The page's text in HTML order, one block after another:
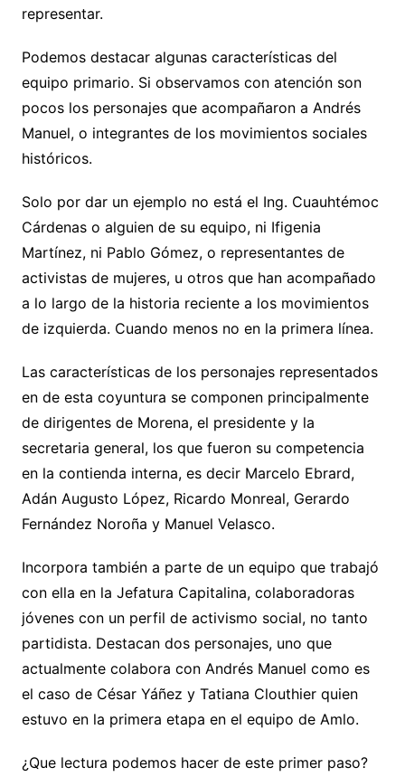
representar.
Podemos destacar algunas características del
equipo primario. Si observamos con atención son
pocos los personajes que acompañaron a Andrés
Manuel, o integrantes de los movimientos sociales
históricos.
Solo por dar un ejemplo no está el Ing. Cuauhtémoc
Cárdenas o alguien de su equipo, ni Ifigenia
Martínez, ni Pablo Gómez, o representantes de
activistas de mujeres, u otros que han acompañado
a lo largo de la historia reciente a los movimientos
de izquierda. Cuando menos no en la primera línea.
Las características de los personajes representados
en de esta coyuntura se componen principalmente
de dirigentes de Morena, el presidente y la
secretaria general, los que fueron su competencia
en la contienda interna, es decir Marcelo Ebrard,
Adán Augusto López, Ricardo Monreal, Gerardo
Fernández Noroña y Manuel Velasco.
Incorpora también a parte de un equipo que trabajó
con ella en la Jefatura Capitalina, colaboradoras
jóvenes con un perfil de activismo social, no tanto
partidista. Destacan dos personajes, uno que
actualmente colabora con Andrés Manuel como es
el caso de César Yáñez y Tatiana Clouthier quien
estuvo en la primera etapa en el equipo de Amlo.
¿Que lectura podemos hacer de este primer paso?